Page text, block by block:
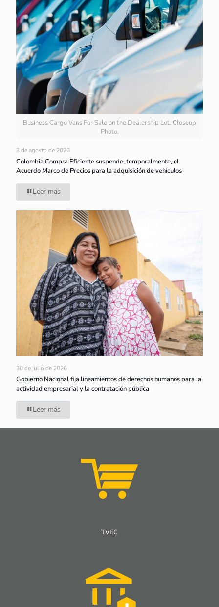
Business Cargo Vans For Sale on the Dealership Lot. Closeup
Photo.
3 de agosto de 2026
Colombia Compra Eficiente suspende, temporalmente, el
Acuerdo Marco de Precios para la adquisición de vehículos
Leer más
30 de julio de 2026
Gobierno Nacional fija lineamientos de derechos humanos para la
actividad empresarial y la contratación pública
Leer más
TVEC